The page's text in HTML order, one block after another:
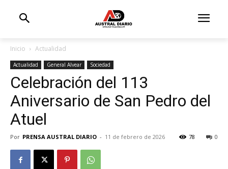
Inicio Actualidad
Actualidad General Alvear Sociedad
Celebración del 113
Aniversario de San Pedro del
Atuel
Por PRENSA AUSTRAL DIARIO - 11 de febrero de 2026 0
78